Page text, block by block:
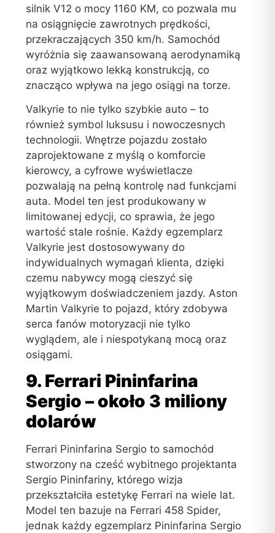
silnik V12 o mocy 1160 KM, co pozwala mu
na osiągnięcie zawrotnych prędkości,
przekraczających 350 km/h. Samochód
wyróżnia się zaawansowaną aerodynamiką
oraz wyjątkowo lekką konstrukcją, co
znacząco wpływa na jego osiągi na torze.
Valkyrie to nie tylko szybkie auto – to
również symbol luksusu i nowoczesnych
technologii. Wnętrze pojazdu zostało
zaprojektowane z myślą o komforcie
kierowcy, a cyfrowe wyświetlacze
pozwalają na pełną kontrolę nad funkcjami
auta. Model ten jest produkowany w
limitowanej edycji, co sprawia, że jego
wartość stale rośnie. Każdy egzemplarz
Valkyrie jest dostosowywany do
indywidualnych wymagań klienta, dzięki
czemu nabywcy mogą cieszyć się
wyjątkowym doświadczeniem jazdy. Aston
Martin Valkyrie to pojazd, który zdobywa
serca fanów motoryzacji nie tylko
wyglądem, ale i niespotykaną mocą oraz
osiągami.
9. Ferrari Pininfarina
Sergio – około 3 miliony
dolarów
Ferrari Pininfarina Sergio to samochód
stworzony na cześć wybitnego projektanta
Sergio Pininfariny, którego wizja
przekształciła estetykę Ferrari na wiele lat.
Model ten bazuje na Ferrari 458 Spider,
jednak każdy egzemplarz Pininfarina Sergio